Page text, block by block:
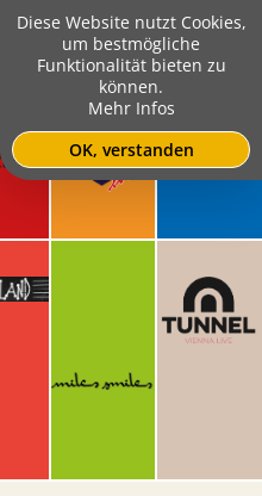
Diese Website nutzt Cookies,
um bestmögliche
Funktionalität bieten zu
können.
Mehr Infos
OK, verstanden